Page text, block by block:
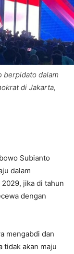
berpidato dalam
di Jakarta,
Subianto
dalam
jika di tahun
dengan
mengabdi dan
tidak akan maju